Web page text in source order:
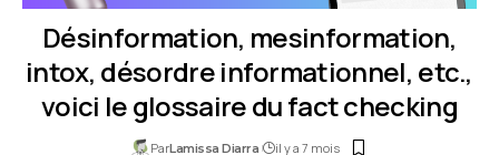
Désinformation, mesinformation,
intox, désordre informationnel, etc.,
voici le glossaire du fact checking
ParLamissa Diarra il y a 7 mois